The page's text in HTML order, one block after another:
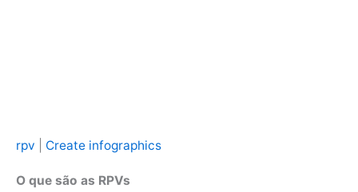
rpv Create infographics
O que são as RPVs